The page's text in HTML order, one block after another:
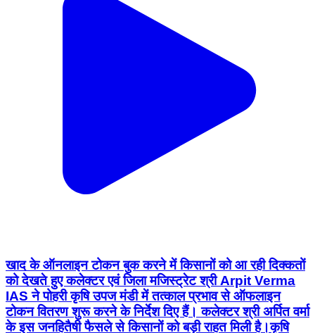
खाद के ऑनलाइन टोकन बुक करने में किसानों को आ रही दिक्कतों
को देखते हुए कलेक्टर एवं जिला मजिस्ट्रेट श्री Arpit Verma
IAS ने पोहरी कृषि उपज मंडी में तत्काल प्रभाव से ऑफलाइन
टोकन वितरण शुरू करने के निर्देश दिए हैं। कलेक्टर श्री अर्पित वर्मा
के इस जनहितैषी फैसले से किसानों को बड़ी राहत मिली है। ​कृषि